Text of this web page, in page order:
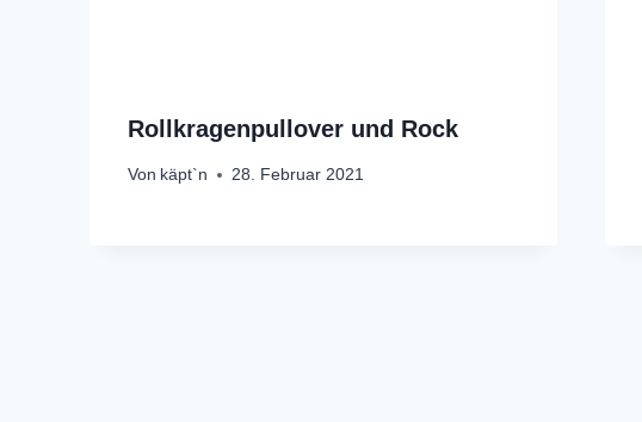
Rollkragenpullover und Rock
Von käpt`n 28. Februar 2021